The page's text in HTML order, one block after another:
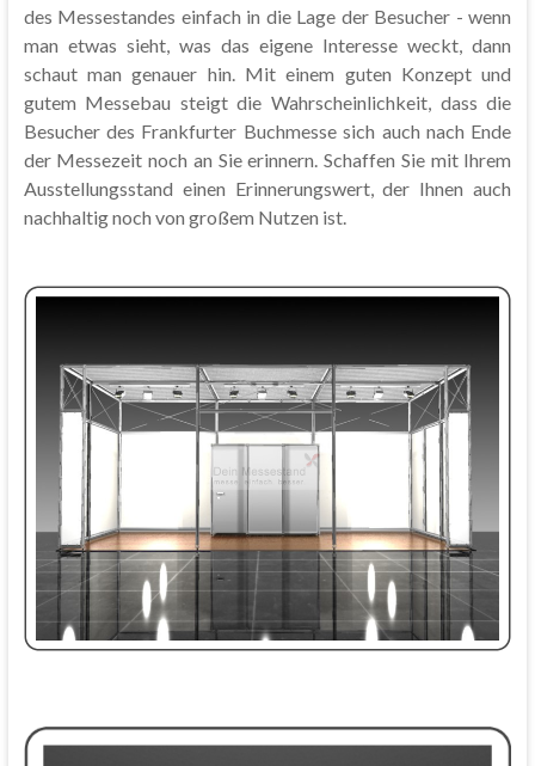
des Messestandes einfach in die Lage der Besucher - wenn
man etwas sieht, was das eigene Interesse weckt, dann
schaut man genauer hin. Mit einem guten Konzept und
gutem Messebau steigt die Wahrscheinlichkeit, dass die
Besucher des Frankfurter Buchmesse sich auch nach Ende
der Messezeit noch an Sie erinnern. Schaffen Sie mit Ihrem
Ausstellungsstand einen Erinnerungswert, der Ihnen auch
nachhaltig noch von großem Nutzen ist.